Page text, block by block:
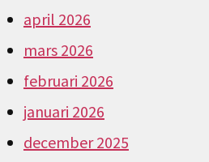
april 2026
mars 2026
februari 2026
januari 2026
december 2025